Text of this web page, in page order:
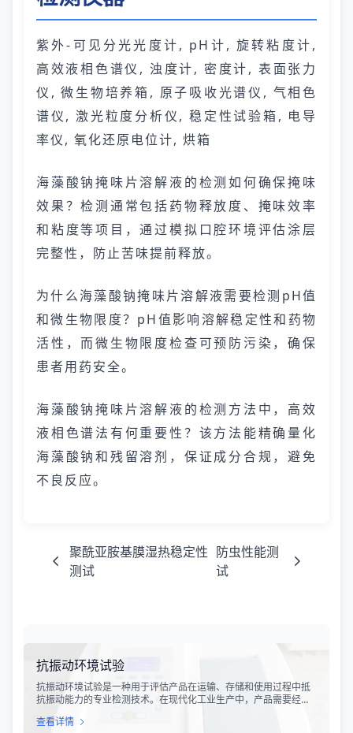
紫外-可见分光光度计, pH计, 旋转粘度计,
高效液相色谱仪, 浊度计, 密度计, 表面张力
仪, 微生物培养箱, 原子吸收光谱仪, 气相色
谱仪, 激光粒度分析仪, 稳定性试验箱, 电导
率仪, 氧化还原电位计, 烘箱
海藻酸钠掩味片溶解液的检测如何确保掩味
效果？检测通常包括药物释放度、掩味效率
和粘度等项目，通过模拟口腔环境评估涂层
完整性，防止苦味提前释放。
为什么海藻酸钠掩味片溶解液需要检测pH值
和微生物限度？pH值影响溶解稳定性和药物
活性，而微生物限度检查可预防污染，确保
患者用药安全。
海藻酸钠掩味片溶解液的检测方法中，高效
液相色谱法有何重要性？该方法能精确量化
海藻酸钠和残留溶剂，保证成分合规，避免
不良反应。
聚酰亚胺基膜湿热稳定性
测试
防虫性能测
试
抗振动环境试验
抗振动环境试验是一种用于评估产品在运输、存储和使用过程中抵
抗振动能力的专业检测技术。在现代化工业生产中，产品需要经历
会受到不同程度的振动冲击。这种振动可能导致产品结构松动、零
查看详情